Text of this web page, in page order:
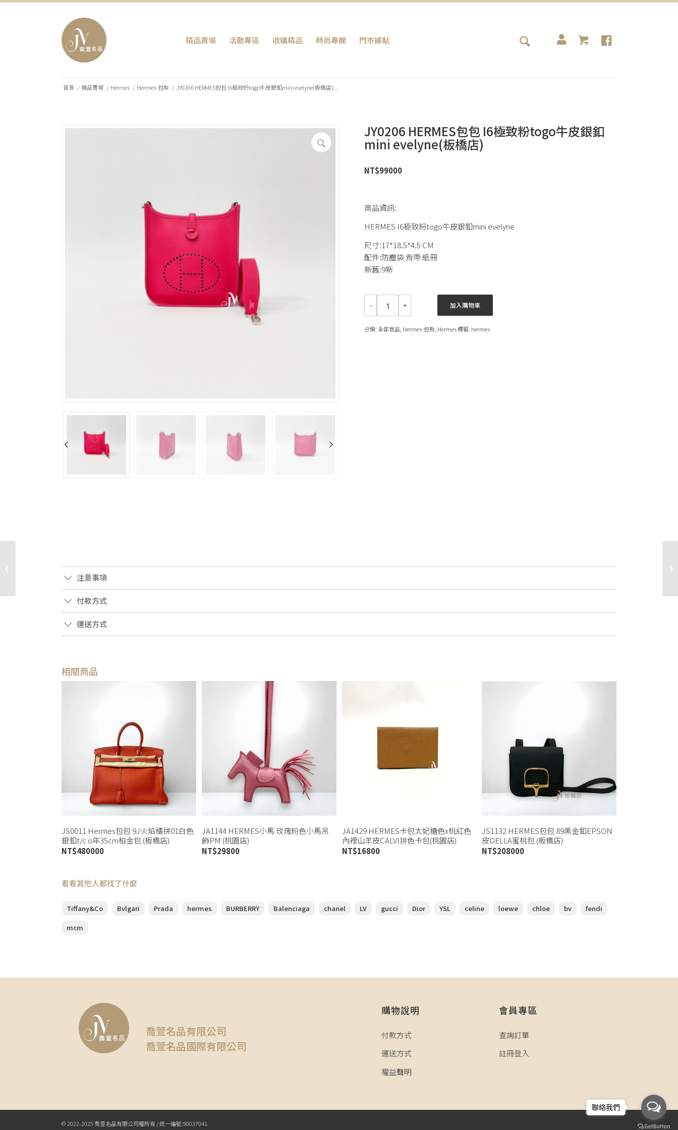
精品賣場 活動專區 收購精品 時尚專欄 門巿據點
首頁 / 精品賣場 / Hermes / Hermes-包款 / JY0206 HERMES包包 I6極致粉togo牛皮銀釦mini evelyne(板橋店)...
JY0206 HERMES包包 I6極致粉togo牛皮銀釦
mini evelyne(板橋店)
NT$99000
商品資訊:
HERMES I6極致粉togo牛皮銀釦mini evelyne
尺寸:17*18.5*4.5 CM
配件:防塵袋 背帶 紙冊
新舊:9新
加入購物車
分類:全部商品 Hermes-包款 Hermes標籤: hermes
注意事項
付款方式
運送方式
相關商品
JS0011 Hermes包包 9J火焰橘拼01白色
銀釦t/c o年35cm柏金包 (板橋店)
NT$480000
JA1144 HERMES小馬 玫瑰粉色小馬吊
飾PM (桃園店)
NT$29800
JA1429 HERMES卡包太妃糖色x桃紅色
內裡山羊皮CALVI拚色卡包(桃園店)
NT$16800
JS1132 HERMES包包 89黑金釦EPSON
皮DELLA蜜桃包 (板橋店)
NT$208000
看看其他人都找了什麼
Tiffany&Co Bvlgari Prada hermes BURBERRY Balenciaga chanel LV gucci Dior YSL celine loewe chloe bv
fendi
mcm
喬萱名品有限公司
喬萱名品國際有限公司
購物說明
付款方式
運送方式
權益聲明
會員專區
查詢訂單
註冊登入
© 2022-2025 喬萱名品有限公司權所有 / 統一編號:90037041
紅色羊皮Trendy cc下蓋
手提風琴包A92236(板...
聯絡我們